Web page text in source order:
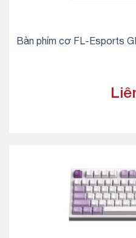
Bàn phím cơ FL-Esports